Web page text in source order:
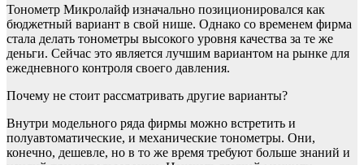
Тонометр Микролайф изначально позиционировался как
бюджетный вариант в свой нише. Однако со временем фирма
стала делать тонометры высокого уровня качества за те же
деньги. Сейчас это является лучшим вариантом на рынке для
ежедневного контроля своего давления.
Почему не стоит рассматривать другие варианты?
Внутри модельного ряда фирмы можно встретить и
полуавтоматические, и механические тонометры. Они,
конечно, дешевле, но в то же время требуют больше знаний и